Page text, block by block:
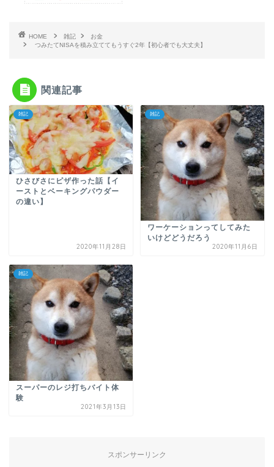
HOME 雑記
お金
つみたてNISAを積み立ててもうすぐ2年【初心者でも大丈夫】
関連記事
雑記
ひさびさにピザ作った話【イ
ーストとベーキングパウダー
の違い】
2020年11月28日
雑記
ワーケーションってしてみた
いけどどうだろう
2020年11月6日
雑記
スーパーのレジ打ちバイト体
験
2021年3月13日
スポンサーリンク